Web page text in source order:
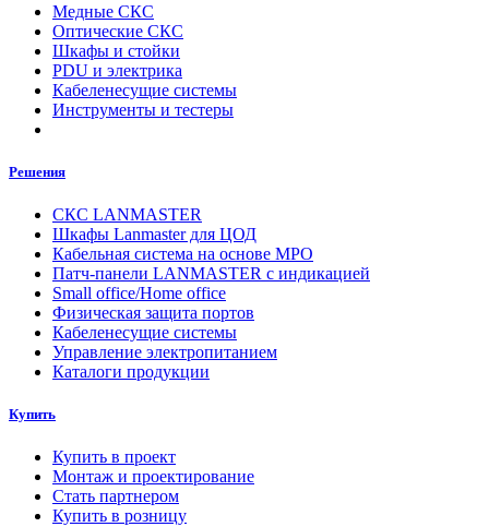
Медные СКС
Оптические СКС
Шкафы и стойки
PDU и электрика
Кабеленесущие системы
Инструменты и тестеры
Решения
СКС LANMASTER
Шкафы Lanmaster для ЦОД
Кабельная система на основе MPO
Патч-панели LANMASTER с индикацией
Small office/Home office
Физическая защита портов
Кабеленесущие системы
Управление электропитанием
Каталоги продукции
Купить
Купить в проект
Монтаж и проектирование
Стать партнером
Купить в розницу